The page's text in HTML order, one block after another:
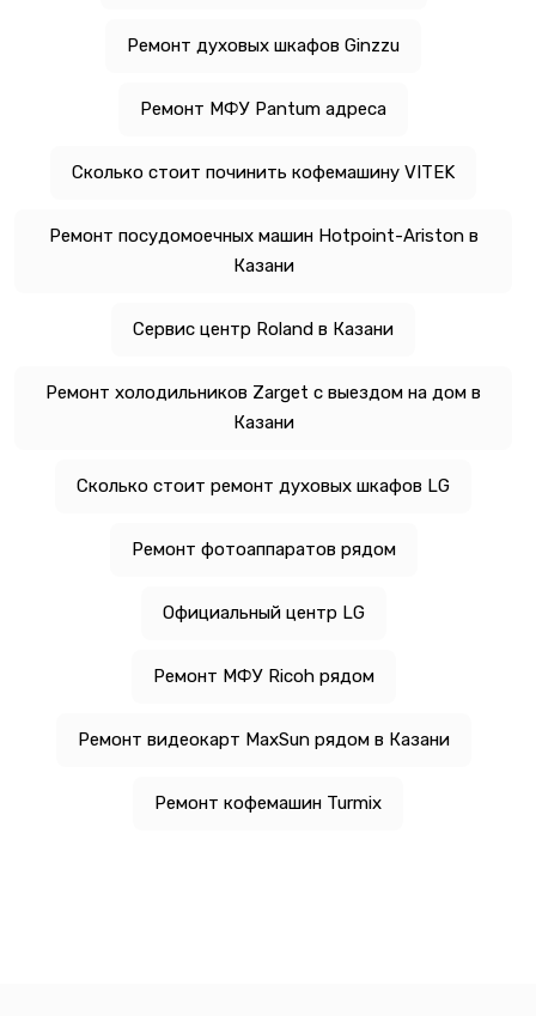
Ремонт духовых шкафов Ginzzu
Ремонт МФУ Pantum адреса
Сколько стоит починить кофемашину VITEK
Ремонт посудомоечных машин Hotpoint-Ariston в
Казани
Сервис центр Roland в Казани
Ремонт холодильников Zarget с выездом на дом в
Казани
Сколько стоит ремонт духовых шкафов LG
Ремонт фотоаппаратов рядом
Официальный центр LG
Ремонт МФУ Ricoh рядом
Ремонт видеокарт MaxSun рядом в Казани
Ремонт кофемашин Turmix